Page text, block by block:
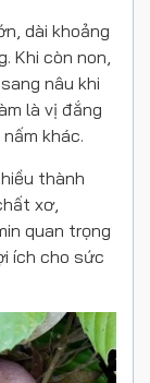
dài khoảng
Khi còn non,
nâu khi
là vị đắng
khác.
thành
xơ,
quan trọng
ích cho sức